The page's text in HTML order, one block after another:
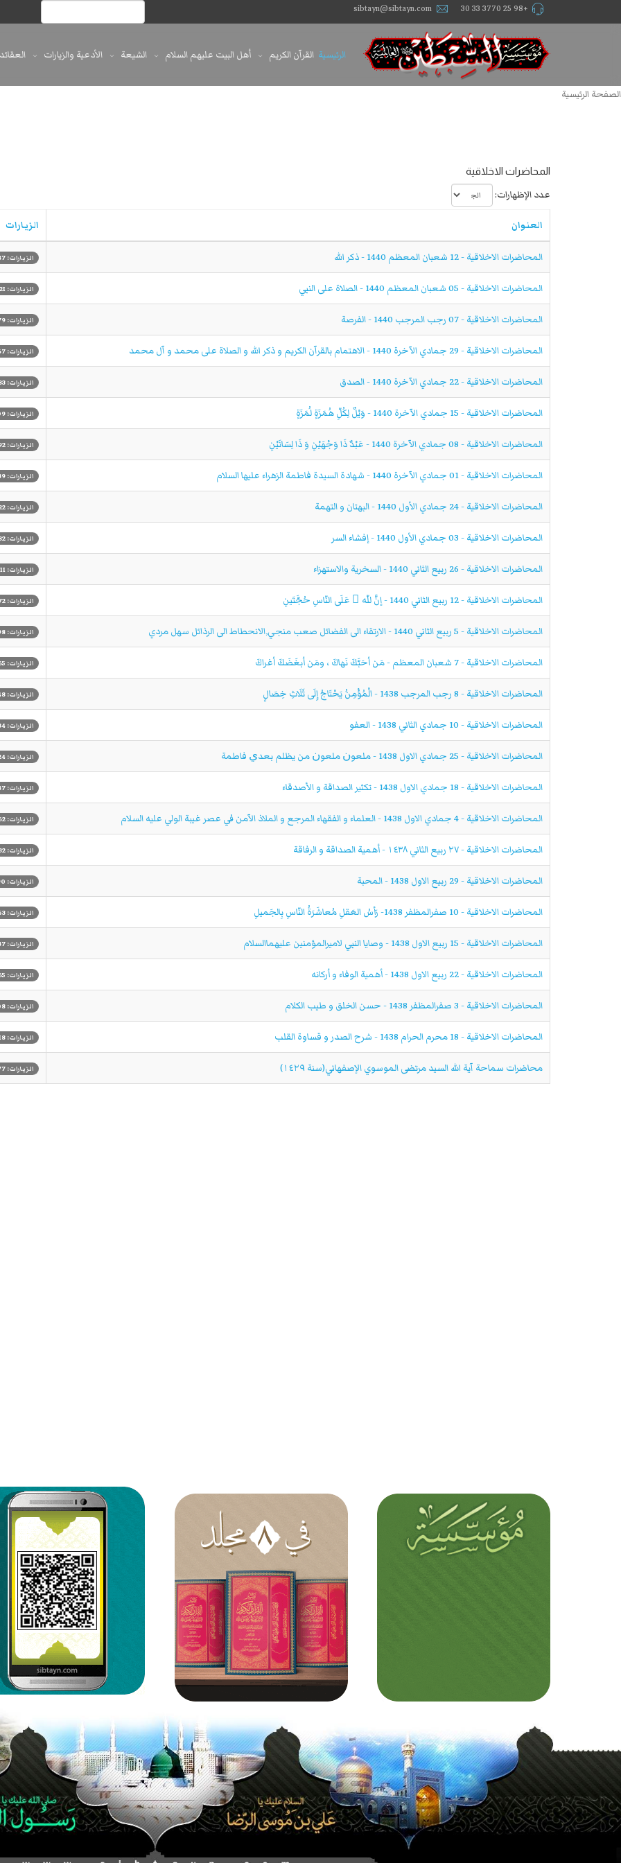
+98 25 3770 33 30
sibtayn@sibtayn.com
الرئيسية القرآن الكريم أهل البيت عليهم السلام الشيعة الأدعية والزيارات العقائد
الصفحة الرئيسية
المحاضرات الاخلاقية
عدد الإظهارات:
العنوان الزيارات
المحاضرات الاخلاقية - 12 شعبان المعظم 1440 - ذكر الله الزيارات: 3287
المحاضرات الاخلاقية - 05 شعبان المعظم 1440 - الصلاة على النبي الزيارات: 2021
المحاضرات الاخلاقية - 07 رجب المرجب 1440 - الفرصة الزيارات: 1879
المحاضرات الاخلاقية - 29 جمادي الآخرة 1440 - الاهتمام بالقرآن الكريم و ذكر الله و الصلاة على محمد و آل محمد الزيارات: 1967
المحاضرات الاخلاقية - 22 جمادي الآخرة 1440 - الصدق الزيارات: 1883
المحاضرات الاخلاقية - 15 جمادي الآخرة 1440 - وَيْلٌ لِكُلِّ هُمَزَةٍ لُمَزَةٍ الزيارات: 1609
المحاضرات الاخلاقية - 08 جمادي الآخرة 1440 - عَبْدٌ ذَا وَجْهَيْنِ وَ ذَا لِسَانَيْنِ الزيارات: 1192
المحاضرات الاخلاقية - 01 جمادي الآخرة 1440 - شهادة السيدة فاطمة الزهراء عليها السلام الزيارات: 1039
المحاضرات الاخلاقية - 24 جمادي الأول 1440 - البهتان و التهمة الزيارات: 1022
المحاضرات الاخلاقية - 03 جمادي الأول 1440 - إفشاء السر الزيارات: 982
المحاضرات الاخلاقية - 26 ربيع الثاني 1440 - السخریة والاستهزاء الزيارات: 711
المحاضرات الاخلاقية - 12 ربيع الثاني 1440 - إنَّ للّه ِ عَلَى النّاسِ حُجَّتَينِ الزيارات: 772
المحاضرات الاخلاقية - 5 ربيع الثاني 1440 - الارتقاء الى الفضائل صعب منجي,الانحطاط الى الرذائل سهل مردي الزيارات: 898
المحاضرات الاخلاقية - 7 شعبان المعظم - مَن أحَبَّكَ نَهاكَ ، ومَن أبغَضَكَ أغراكَ الزيارات: 2565
المحاضرات الاخلاقية - 8 رجب المرجب 1438 - الْمُؤْمِنُ یَحْتَاجُ‏ إِلَى‏ ثَلَاثِ‏ خِصَالٍ‏ الزيارات: 2448
المحاضرات الاخلاقية - 10 جمادي الثاني 1438 - العفو الزيارات: 2134
المحاضرات الاخلاقية - 25 جمادي الاول 1438 - ﻣﻠﻌﻮﻥ ﻣﻠﻌﻮﻥ ﻣﻦ ﻳﻈﻠﻢ ﺑﻌﺪﻱ ﻓﺎﻃﻤﺔ الزيارات: 2424
المحاضرات الاخلاقية - 18 جمادي الاول 1438 - تكثير الصداقة و الأصدقاء الزيارات: 2387
المحاضرات الاخلاقية - 4 جمادي الاول 1438 - العلماء و الفقهاء المرجع و الملاذ الآمن في عصر غيبة الولي عليه السلام الزيارات: 1162
المحاضرات الاخلاقية - ٢٧ ربيع الثاني ١٤٣٨ - أهمية الصداقة و الرفاقة الزيارات: 1132
المحاضرات الاخلاقية - 29 ربيع الاول 1438 - المحبة الزيارات: 1290
المحاضرات الاخلاقية - 10 صفرالمظفر 1438- رَأسُ العَقلِ مُعاشَرَةُ النّاسِ بِالجَميلِ الزيارات: 1053
المحاضرات الاخلاقية - 15 ربیع الاول 1438 - وصايا النبي لاميرالمؤمنين عليهماالسلام الزيارات: 1237
المحاضرات الاخلاقية - 22 ربیع الاول 1438 - أهمية الوفاء و أركانه الزيارات: 1065
المحاضرات الاخلاقية - 3 صفرالمظفر 1438 - حسن الخلق و طيب الكلام الزيارات: 908
المحاضرات الاخلاقية - 18 محرم الحرام 1438 - شرح الصدر و قساوة القلب الزيارات: 1018
محاضرات سماحة آية الله السيد مرتضى الموسوي الإصفهاني(سنة ١٤٢٩) الزيارات: 14577